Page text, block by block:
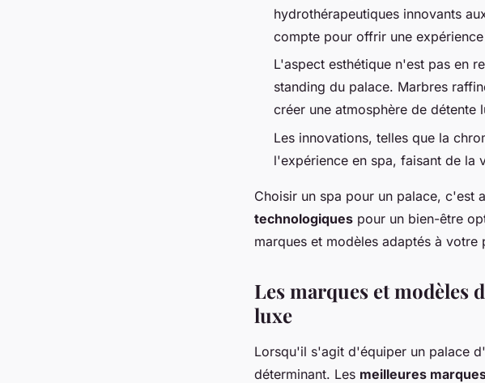
hydrothérapeutiques innovants
compte pour offrir une
L'aspect esthétique n'est pas en
standing du palace. Marbres
créer une atmosphère de détente
Les innovations, telles que la
l'expérience en spa, faisant de la
Choisir un spa pour un palace, c'est
technologiques pour un bien-être
marques et modèles adaptés à votre
Les marques et modèles
luxe
Lorsqu'il s'agit d'équiper un palace
déterminant. Les meilleures